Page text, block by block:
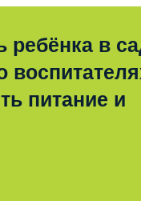
ребёнка в
питание и